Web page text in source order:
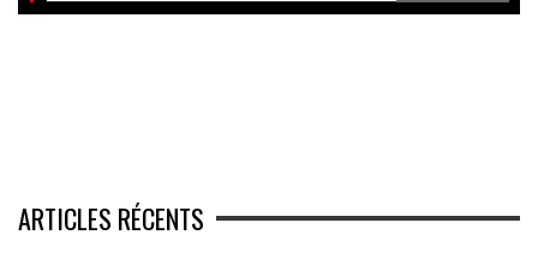
ARTICLES RÉCENTS